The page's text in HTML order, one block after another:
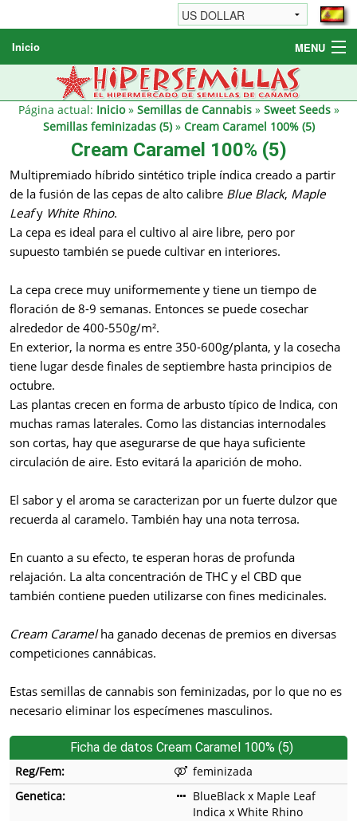
Inicio MENU
Semillas de cannabis
Otros productos
Revendedores
Página actual: Inicio» Semillas de Cannabis» Sweet Seeds»
Semillas feminizadas (5)» Cream Caramel 100% (5)
Cream Caramel 100% (5)
Multipremiado híbrido sintético triple índica creado a partir
de la fusión de las cepas de alto calibre Blue Black, Maple
Leafy White Rhino.
La cepa es ideal para el cultivo al aire libre, pero por
supuesto también se puede cultivar en interiores.
La cepa crece muy uniformemente y tiene un tiempo de
floración de 8-9 semanas. Entonces se puede cosechar
alrededor de 400-550g/m².
En exterior, la norma es entre 350-600g/planta, y la cosecha
tiene lugar desde finales de septiembre hasta principios de
octubre.
Las plantas crecen en forma de arbusto típico de Indica, con
muchas ramas laterales. Como las distancias internodales
son cortas, hay que asegurarse de que haya suficiente
circulación de aire. Esto evitará la aparición de moho.
El sabor y el aroma se caracterizan por un fuerte dulzor que
recuerda al caramelo. También hay una nota terrosa.
En cuanto a su efecto, te esperan horas de profunda
relajación. La alta concentración de THC y el CBD que
también contiene pueden utilizarse con fines medicinales.
Cream Caramelha ganado decenas de premios en diversas
competiciones cannábicas.
Estas semillas de cannabis son feminizadas, por lo que no es
necesario eliminar los especímenes masculinos.
Ficha de datos Cream Caramel 100% (5)
Reg/Fem:
feminizada
Genetica:
BlueBlack x Maple Leaf
Indica x White Rhino